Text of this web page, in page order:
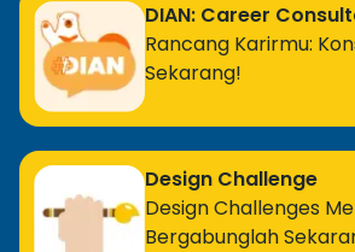
DIAN: Career
Rancang Karirmu:
Sekarang!
Design Challenge
Design Challenges
Bergabunglah